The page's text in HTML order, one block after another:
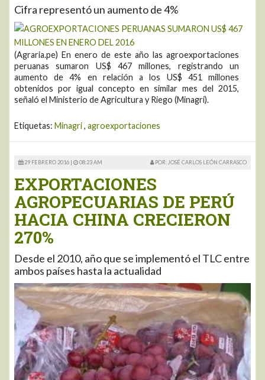
Cifra representó un aumento de 4%
(Agraria.pe) En enero de este año las agroexportaciones
peruanas sumaron US$ 467 millones, registrando un
aumento de 4% en relación a los US$ 451 millones
obtenidos por igual concepto en similar mes del 2015,
señaló el Ministerio de Agricultura y Riego (Minagri).
Etiquetas: Minagri, agroexportaciones
29 FEBRERO 2016 | 08:23 AM POR: JOSÉ CARLOS LEÓN CARRASCO
EXPORTACIONES
AGROPECUARIAS DE PERÚ
HACIA CHINA CRECIERON
270%
Desde el 2010, año que se implementó el TLC entre
ambos países hasta la actualidad